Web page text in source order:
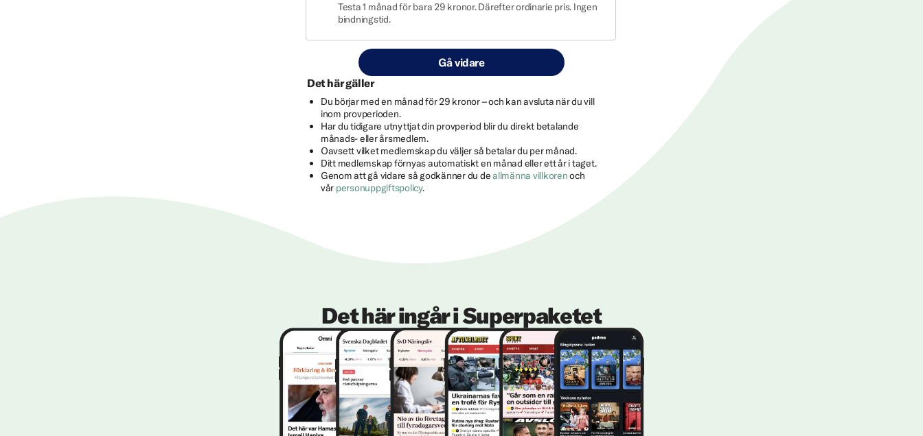
Testa 1 månad för bara 29 kronor. Därefter ordinarie pris. Ingen
bindningstid.
Gå vidare
Det här gäller
Du börjar med en månad för 29 kronor – och kan avsluta när du vill
inom provperioden.
Har du tidigare utnyttjat din provperiod blir du direkt betalande
månads- eller årsmedlem.
Oavsett vilket medlemskap du väljer så betalar du per månad.
Ditt medlemskap förnyas automatiskt en månad eller ett år i taget.
Genom att gå vidare så godkänner du deallmänna villkorenoch
vår personuppgiftspolicy.
Det här ingår i Superpaketet